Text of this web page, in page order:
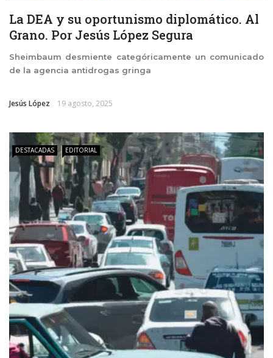
La DEA y su oportunismo diplomático. Al
Grano. Por Jesús López Segura
Sheimbaum desmiente categóricamente un comunicado
de la agencia antidrogas gringa
Jesús López 19 agosto, 2025
DESTACADAS EDITORIAL